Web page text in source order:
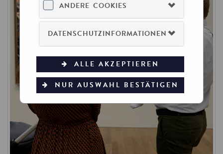
ANDERE COOKIES
DATENSCHUTZINFORMATIONEN
ALLE AKZEPTIEREN
NUR AUSWAHL BESTÄTIGEN